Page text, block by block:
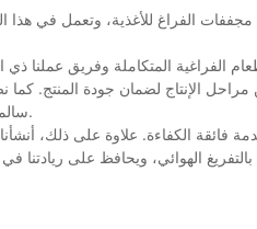
الفراغية المتكاملة وفريق عملنا ذي
الإنتاج لضمان جودة المنتج.
سالمة. لأي استفسار أو لمزيد من المعلومات حول مجففات الطعام الفراغية، تواصلوا معنا مباشرة.
فائقة الكفاءة. علاوة على ذلك،
الهوائي، ويحافظ على ريادتنا